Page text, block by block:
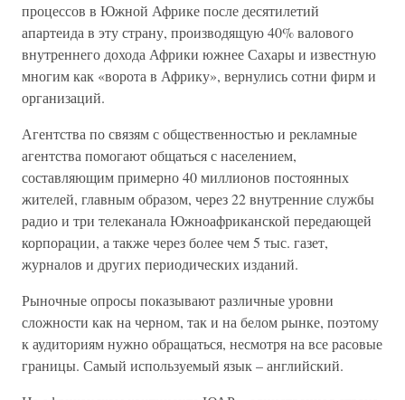
процессов в Южной Африке после десятилетий
апартеида в эту страну, производящую 40% валового
внутреннего дохода Африки южнее Сахары и известную
многим как «ворота в Африку», вернулись сотни фирм и
организаций.
Агентства по связям с общественностью и рекламные
агентства помогают общаться с населением,
составляющим примерно 40 миллионов постоянных
жителей, главным образом, через 22 внутренние службы
радио и три телеканала Южноафриканской передающей
корпорации, а также через более чем 5 тыс. газет,
журналов и других периодических изданий.
Рыночные опросы показывают различные уровни
сложности как на черном, так и на белом рынке, поэтому
к аудиториям нужно обращаться, несмотря на все расовые
границы. Самый используемый язык – английский.